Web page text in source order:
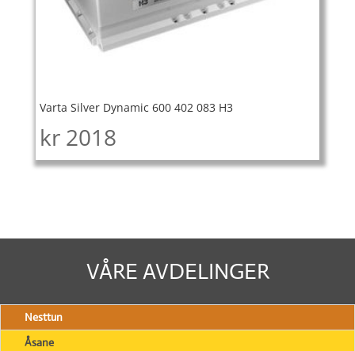
Varta Silver Dynamic 600 402 083 H3
kr 2018
VÅRE AVDELINGER
Nesttun
Åsane